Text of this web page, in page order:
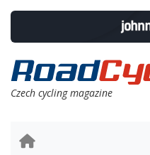
Czech cycling magazine